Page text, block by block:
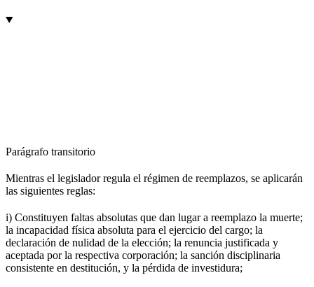
Parágrafo transitorio
Mientras el legislador regula el régimen de reemplazos, se aplicarán
las siguientes reglas:
i) Constituyen faltas absolutas que dan lugar a reemplazo la muerte;
la incapacidad física absoluta para el ejercicio del cargo; la
declaración de nulidad de la elección; la renuncia justificada y
aceptada por la respectiva corporación; la sanción disciplinaria
consistente en destitución, y la pérdida de investidura;